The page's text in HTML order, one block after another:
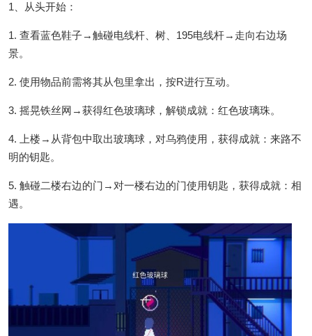
1、从头开始：
1. 查看蓝色鞋子→触碰电线杆、树、195电线杆→走向右边场
景。
2. 使用物品前需将其从包里拿出，按R进行互动。
3. 摇晃铁丝网→获得红色玻璃球，解锁成就：红色玻璃珠。
4. 上楼→从背包中取出玻璃球，对乌鸦使用，获得成就：来路不
明的钥匙。
5. 触碰二楼右边的门→对一楼右边的门使用钥匙，获得成就：相
遇。